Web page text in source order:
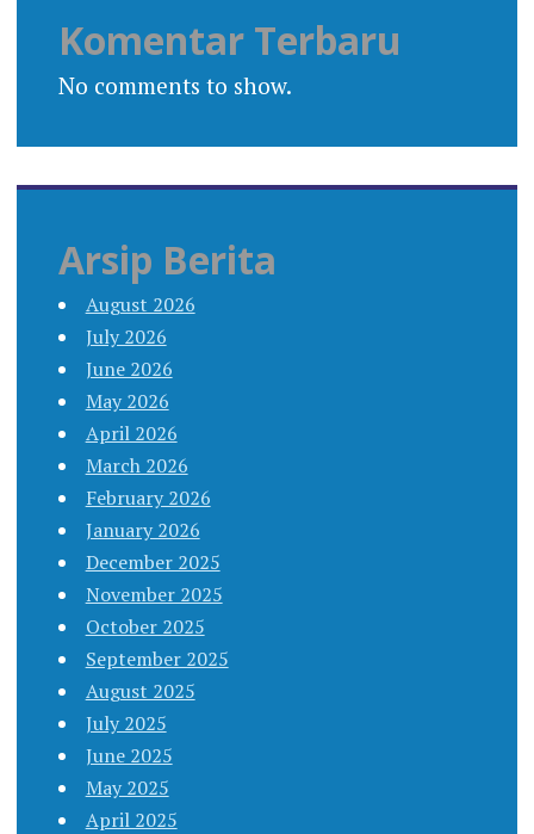
Komentar Terbaru
No comments to show.
Arsip Berita
August 2026
July 2026
June 2026
May 2026
April 2026
March 2026
February 2026
January 2026
December 2025
November 2025
October 2025
September 2025
August 2025
July 2025
June 2025
May 2025
April 2025